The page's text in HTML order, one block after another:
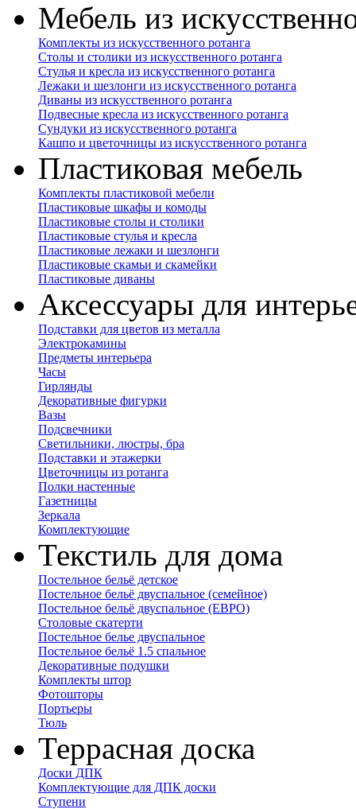
Мебель из
Комплекты из искусственного ротанга
Столы и столики из искусственного ротанга
Стулья и кресла из искусственного ротанга
Лежаки и шезлонги из искусственного ротанга
Диваны из искусственного ротанга
Подвесные кресла из искусственного ротанга
Сундуки из искусственного ротанга
Кашпо и цветочницы из искусственного ротанга
Пластиковая мебель
Комплекты пластиковой мебели
Пластиковые шкафы и комоды
Пластиковые столы и столики
Пластиковые стулья и кресла
Пластиковые лежаки и шезлонги
Пластиковые скамьи и скамейки
Пластиковые диваны
Аксессуары для
Подставки для цветов из металла
Электрокамины
Предметы интерьера
Часы
Гирлянды
Декоративные фигурки
Вазы
Подсвечники
Светильники, люстры, бра
Подставки и этажерки
Цветочницы из ротанга
Полки настенные
Газетницы
Зеркала
Комплектующие
Текстиль для дома
Постельное бельё детское
Постельное бельё двуспальное (семейное)
Постельное бельё двуспальное (ЕВРО)
Столовые скатерти
Постельное белье двуспальное
Постельное бельё 1.5 спальное
Декоративные подушки
Комплекты штор
Фотошторы
Портьеры
Тюль
Террасная доска
Доски ДПК
Комплектующие для ДПК доски
Ступени